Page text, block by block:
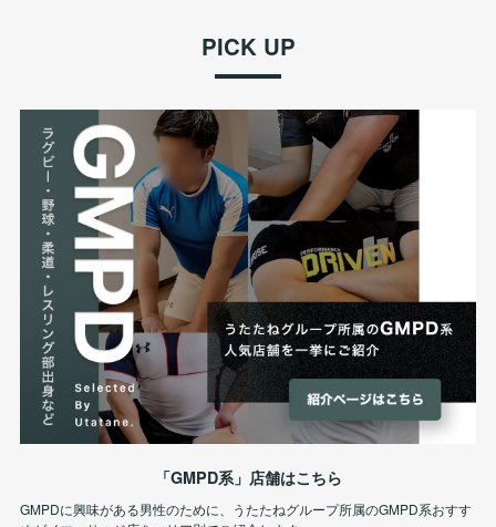
PICK UP
「GMPD系」店舗はこちら
GMPDに興味がある男性のために、うたたねグループ所属のGMPD系おすす